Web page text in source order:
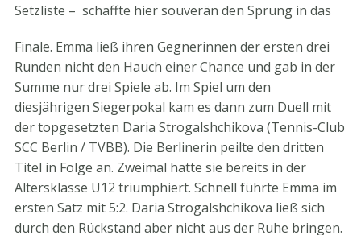
Setzliste – schaffte hier souverän den Sprung in das
Finale. Emma ließ ihren Gegnerinnen der ersten drei
Runden nicht den Hauch einer Chance und gab in der
Summe nur drei Spiele ab. Im Spiel um den
diesjährigen Siegerpokal kam es dann zum Duell mit
der topgesetzten Daria Strogalshchikova (Tennis-Club
SCC Berlin / TVBB). Die Berlinerin peilte den dritten
Titel in Folge an. Zweimal hatte sie bereits in der
Altersklasse U12 triumphiert. Schnell führte Emma im
ersten Satz mit 5:2. Daria Strogalshchikova ließ sich
durch den Rückstand aber nicht aus der Ruhe bringen.